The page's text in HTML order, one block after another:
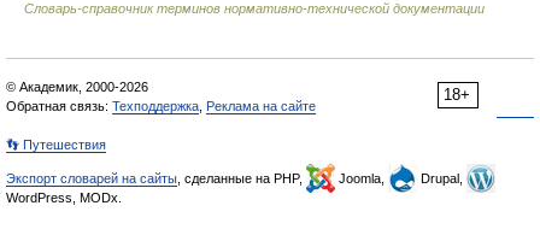
Словарь-справочник терминов нормативно-технической документации
18+
© Академик, 2000-2026
Обратная связь: Техподдержка Реклама на сайте
👣 Путешествия
Экспорт словарей на сайты , сделанные на PHP, Joomla,
Drupal,
WordPress, MODx.